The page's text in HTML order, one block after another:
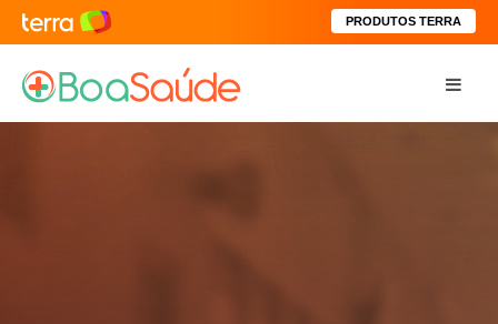
PRODUTOS TERRA